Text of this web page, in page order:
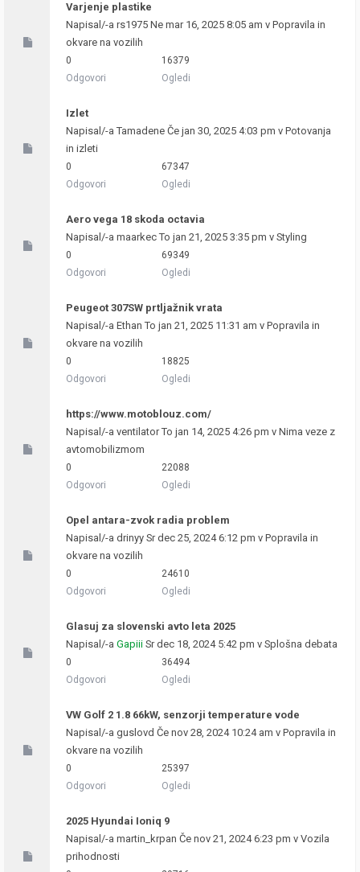
Varjenje plastike
Napisal/-a rs1975 Ne mar 16, 2025 8:05 am v Popravila in
okvare na vozilih
0
Odgovori
16379
Ogledi
Izlet
Napisal/-aTamadene Če jan 30, 2025 4:03 pm v Potovanja
in izleti
0
Odgovori
67347
Ogledi
Aero vega 18 skoda octavia
Napisal/-a maarkecTo jan 21, 2025 3:35 pm v Styling
0
Odgovori
69349
Ogledi
Peugeot 307SW prtljažnik vrata
Napisal/-a Ethan To jan 21, 2025 11:31 am v Popravila in
okvare na vozilih
0
Odgovori
18825
Ogledi
https://www.motoblouz.com/
Napisal/-a ventilatorTo jan 14, 2025 4:26 pm v Nima veze z
avtomobilizmom
0
Odgovori
22088
Ogledi
Opel antara-zvok radia problem
Napisal/-a drinyy Sr dec 25, 2024 6:12 pm v Popravila in
okvare na vozilih
0
Odgovori
24610
Ogledi
Glasuj za slovenski avto leta 2025
Napisal/-a Gapiii Sr dec 18, 2024 5:42 pm v Splošna debata
0
Odgovori
36494
Ogledi
VW Golf 2 1.8 66kW, senzorji temperature vode
Napisal/-a guslovd Če nov 28, 2024 10:24 am v Popravila in
okvare na vozilih
0
Odgovori
25397
Ogledi
2025 Hyundai Ioniq 9
Napisal/-a martin_krpan Če nov 21, 2024 6:23 pm v Vozila
prihodnosti